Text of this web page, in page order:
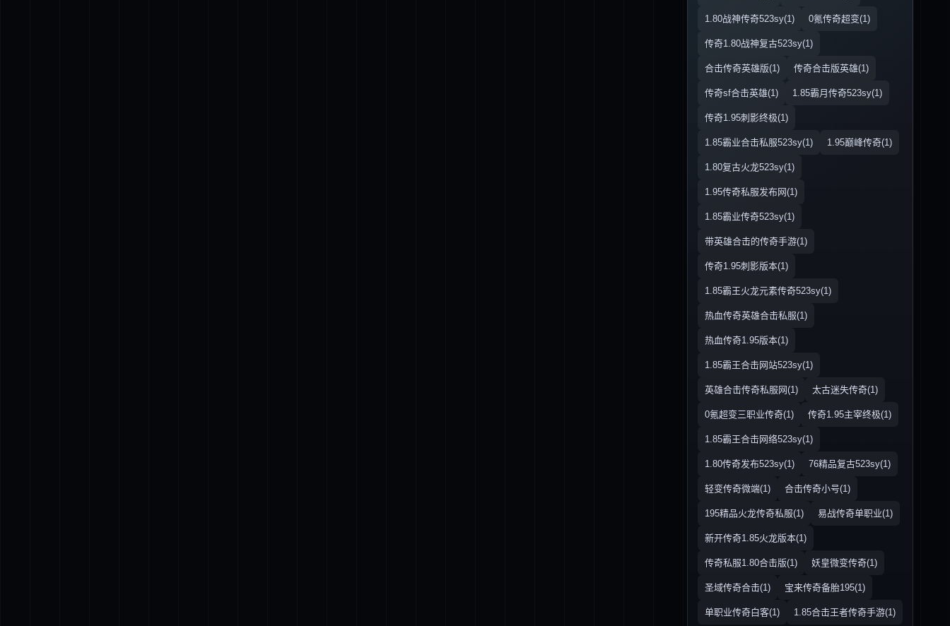
1.80战神传奇523sy(1) 0氪传奇超变(1)
传奇1.80战神复古523sy(1)
合击传奇英雄版(1) 传奇合击版英雄(1)
传奇sf合击英雄(1) 1.85霸月传奇523sy(1)
传奇1.95刺影终极(1)
1.85霸业合击私服523sy(1) 1.95巅峰传奇(1)
1.80复古火龙523sy(1)
1.95传奇私服发布网(1)
1.85霸业传奇523sy(1)
带英雄合击的传奇手游(1)
传奇1.95刺影版本(1)
1.85霸王火龙元素传奇523sy(1)
热血传奇英雄合击私服(1)
热血传奇1.95版本(1)
1.85霸王合击网站523sy(1)
英雄合击传奇私服网(1) 太古迷失传奇(1)
0氪超变三职业传奇(1) 传奇1.95主宰终极(1)
1.85霸王合击网络523sy(1)
1.80传奇发布523sy(1) 76精品复古523sy(1)
轻变传奇微端(1) 合击传奇小号(1)
195精品火龙传奇私服(1) 易战传奇单职业(1)
新开传奇1.85火龙版本(1)
传奇私服1.80合击版(1) 妖皇微变传奇(1)
圣域传奇合击(1) 宝来传奇备胎195(1)
单职业传奇白客(1) 1.85合击王者传奇手游(1)